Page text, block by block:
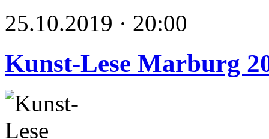
25.10.2019 · 20:00
Kunst-Lese Marburg